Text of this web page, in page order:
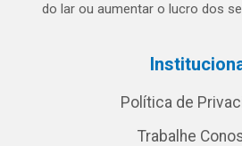
do lar ou aumentar o lucro dos
Política de
Trabalhe